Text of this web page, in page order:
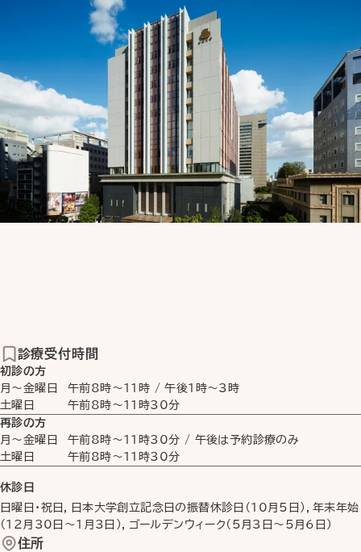
診療受付時間
初診の方
月〜金曜日
午前8時〜11時 /午後1時〜3時
土曜日
午前8時〜11時30分
再診の方
月〜金曜日
午前8時〜11時30分 / 午後は予約診療のみ
土曜日
午前8時〜11時30分
休診日
日曜日・祝日，日本大学創立記念日の振替休診日（10月5日），年末年始
（12月30日〜1月3日），ゴールデンウィーク（5月3日〜5月6日）
住所